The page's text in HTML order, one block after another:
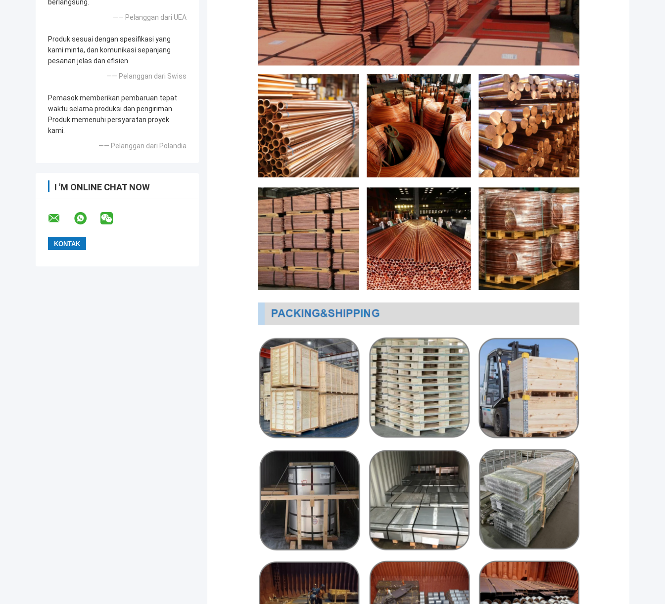
berlangsung.
—— Pelanggan dari UEA
Produk sesuai dengan spesifikasi yang
kami minta, dan komunikasi sepanjang
pesanan jelas dan efisien.
—— Pelanggan dari Swiss
Pemasok memberikan pembaruan tepat
waktu selama produksi dan pengiriman.
Produk memenuhi persyaratan proyek
kami.
—— Pelanggan dari Polandia
I 'M ONLINE CHAT NOW